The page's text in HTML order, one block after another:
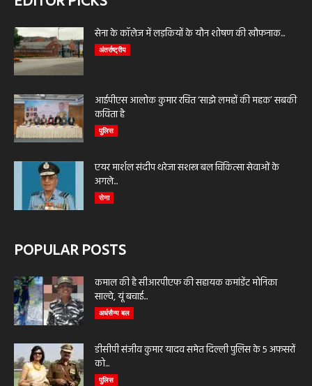
सेना के कॉलेज में लड़कियों के यौन शोषण की खौफनाक...
अंतर्राष्ट्रीय
आईपीएस आलोक कुमार रचित ‘साझे लमहों की महक’ सबकी
कविता है
पुलिस
एयर मार्शल संदीप थरेजा सशस्त्र बल चिकित्सा सेवाओं के
अगले...
सेना
POPULAR POSTS
कमाल की है सीआरपीएफ की सहायक कमांडेंट मोनिका
साल्वे, यूं बचाई...
अर्धसैन्य बल
डीसीपी संजीव कुमार यादव समेत दिल्ली पुलिस के 5 अफसरों
को...
पुलिस